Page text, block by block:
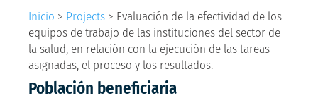
Inicio > Projects > Evaluación de la efectividad de los
equipos de trabajo de las instituciones del sector de
la salud, en relación con la ejecución de las tareas
asignadas, el proceso y los resultados.
Población beneficiaria